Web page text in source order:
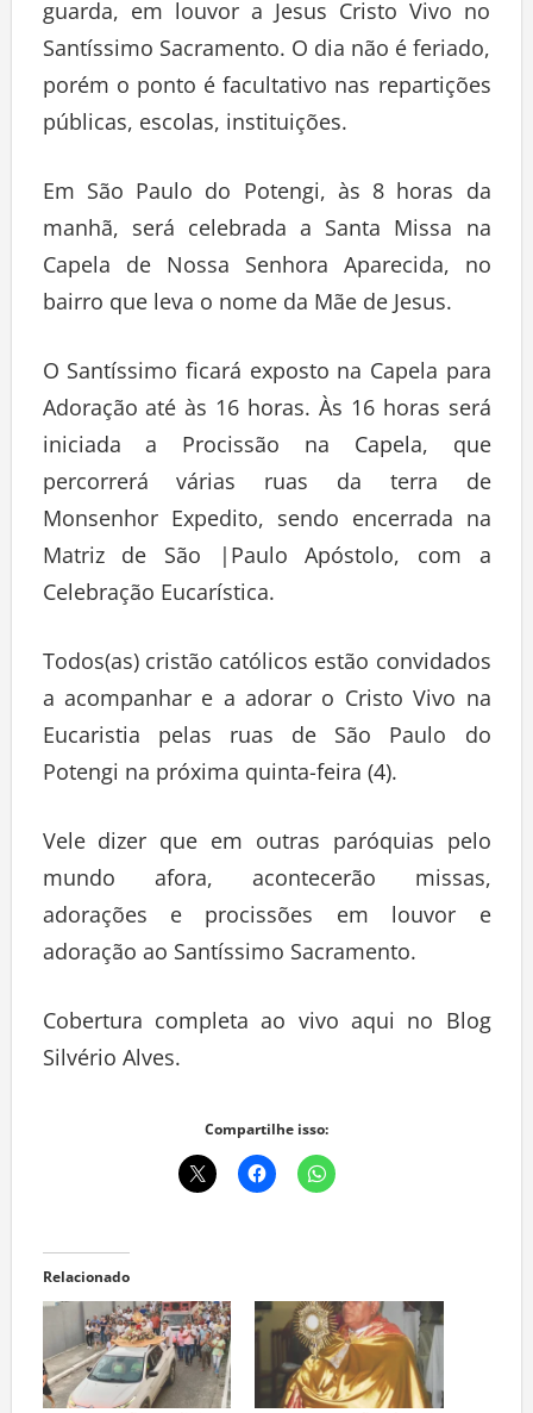
guarda, em louvor a Jesus Cristo Vivo no
Santíssimo Sacramento. O dia não é feriado,
porém o ponto é facultativo nas repartições
públicas, escolas, instituições.
Em São Paulo do Potengi, às 8 horas da
manhã, será celebrada a Santa Missa na
Capela de Nossa Senhora Aparecida, no
bairro que leva o nome da Mãe de Jesus.
O Santíssimo ficará exposto na Capela para
Adoração até às 16 horas. Às 16 horas será
iniciada a Procissão na Capela, que
percorrerá várias ruas da terra de
Monsenhor Expedito, sendo encerrada na
Matriz de São |Paulo Apóstolo, com a
Celebração Eucarística.
Todos(as) cristão católicos estão convidados
a acompanhar e a adorar o Cristo Vivo na
Eucaristia pelas ruas de São Paulo do
Potengi na próxima quinta-feira (4).
Vele dizer que em outras paróquias pelo
mundo afora, acontecerão missas,
adorações e procissões em louvor e
adoração ao Santíssimo Sacramento.
Cobertura completa ao vivo aqui no Blog
Silvério Alves.
Compartilhe isso:
Relacionado